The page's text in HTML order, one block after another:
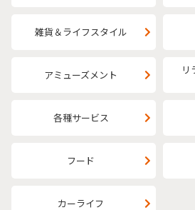
雑貨＆ライフスタイル
アミューズメント リ
各種サービス
フード
カーライフ